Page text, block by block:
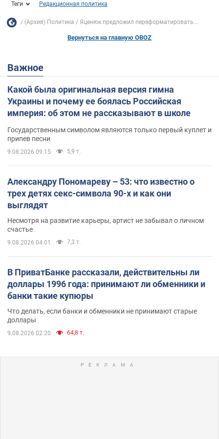
Теги Редакционная политика
(Архив) Политика Яценюк предложил переформатировать...
Вернуться на главную OBOZ
Важное
Какой была оригинальная версия гимна
Украины и почему ее боялась Российская
империя: об этом не рассказывают в школе
Государственным символом являются только первый куплет и
припев песни
9.08.2026 09:15 5,9 т.
Александру Пономареву – 53: что известно о
трех детях секс-символа 90-х и как они
выглядят
Несмотря на развитие карьеры, артист не забывал о личном
счастье
9.08.2026 04:01 7,3 т.
В ПриватБанке рассказали, действительны ли
доллары 1996 года: принимают ли обменники и
банки такие купюры
Что делать, если банки и обменники не принимают старые
доллары
9.08.2026 02:20 64,8 т.